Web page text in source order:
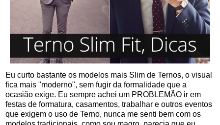
Eu curto bastante os modelos mais Slim de Ternos, o visual
fica mais "moderno", sem fugir da formalidade que a
ocasião exige. Eu sempre achei um PROBLEMÃO ir em
festas de formatura, casamentos, trabalhar e outros eventos
que exigem o uso de Terno, nunca me senti bem com os